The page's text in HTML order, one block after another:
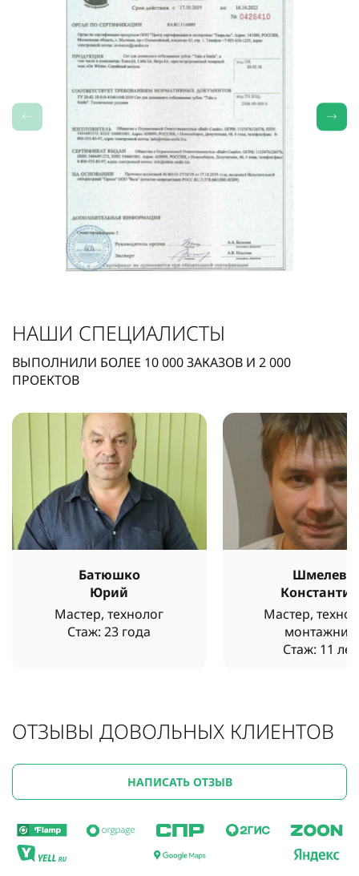
НАШИ СПЕЦИАЛИСТЫ
ВЫПОЛНИЛИ БОЛЕЕ 10 000ЗАКАЗОВ И 2 000
ПРОЕКТОВ
Батюшко
Юрий
Мастер, технолог
Стаж: 23 года
Шмелев
Константин
Мастер,
монтажник
Стаж: 11 лет
ОТЗЫВЫ ДОВОЛЬНЫХ КЛИЕНТОВ
НАПИСАТЬ ОТЗЫВ